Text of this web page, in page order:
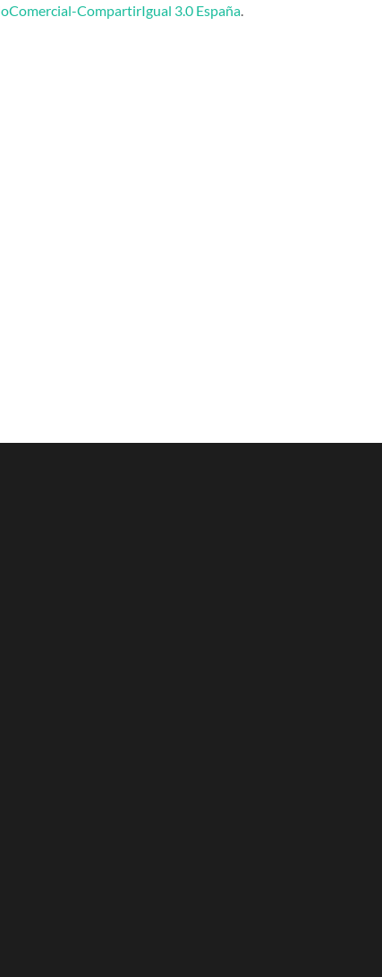
CompartirIgual 3.0 España.